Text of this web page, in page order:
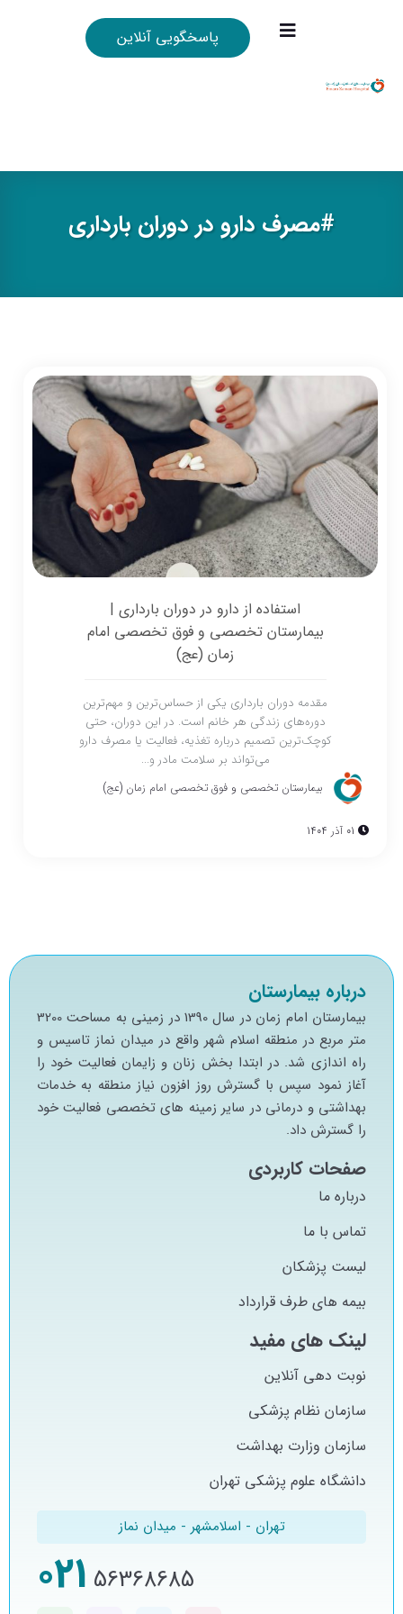
پاسخگویی آنلاین
#مصرف دارو در دوران بارداری
استفاده از دارو در دوران بارداری |
بیمارستان تخصصی و فوق تخصصی امام
زمان (عج)
مقدمه دوران بارداری یکی از حساس‌ترین و مهم‌ترین
دوره‌های زندگی هر خانم است. در این دوران، حتی
کوچک‌ترین تصمیم درباره تغذیه، فعالیت یا مصرف دارو
می‌تواند بر سلامت مادر و...
بیمارستان تخصصی و فوق تخصصی امام زمان (عج)
01 آذر 1404
درباره بیمارستان
بيمارستان امام زمان در سال 1390 در زميني به مساحت 3200
متر مربع در منطقه اسلام شهر واقع در ميدان نماز تاسيس و
راه اندازي شد. در ابتدا بخش زنان و زايمان فعاليت خود را
آغاز نمود سپس با گسترش روز افزون نياز منطقه به خدمات
بهداشتي و درماني در ساير زمينه هاي تخصصي فعاليت خود
را گسترش داد.
صفحات کاربردی
درباره ما
تماس با ما
لیست پزشکان
بیمه های طرف قرارداد
لینک های مفید
نوبت دهی آنلاین
سازمان نظام پزشکی
سازمان وزارت بهداشت
دانشگاه علوم پزشکی تهران
تهران - اسلامشهر - میدان نماز
56368685
021